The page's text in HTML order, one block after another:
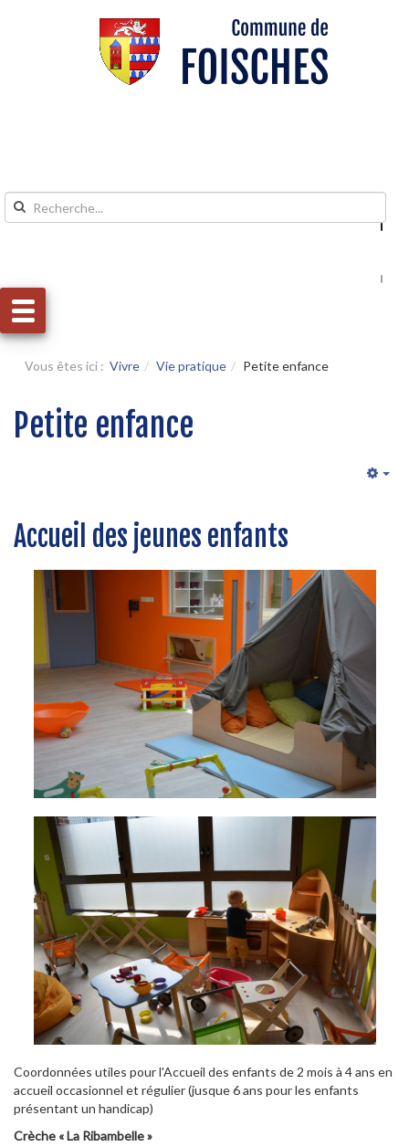
Aller au menu
Vous êtes ici : Vivre Vie pratique Petite enfance
Petite enfance
Accueil des jeunes enfants
Coordonnées utiles pour l'Accueil des enfants de 2 mois à 4 ans en
accueil occasionnel et régulier (jusque 6 ans pour les enfants
présentant un handicap)
Crèche « La Ribambelle »